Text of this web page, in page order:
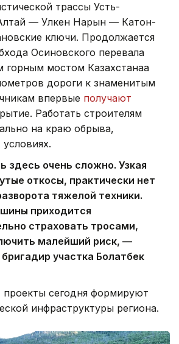
трассы Усть-
— Улкен Нарын — Катон-
ключи. Продолжается
Осиновского перевала
мостом Казахстанаа
дороги к знаменитым
впервые получают
Работать строителям
на краю обрыва,
здесь очень сложно. Узкая
откосы, практически нет
тяжелой техники.
приходится
страховать тросами,
малейший риск, —
участка Болатбек
сегодня формируют
инфраструктуры региона.